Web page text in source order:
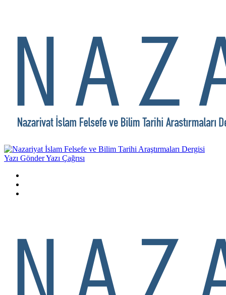
Yazı GönderYazı Çağrısı